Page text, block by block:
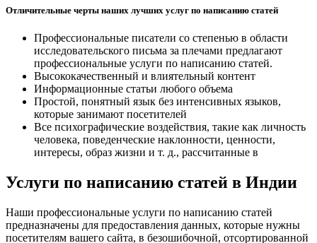
Отличительные черты наших лучших услуг по написанию статей
Профессиональные писатели со степенью в области
исследовательского письма за плечами предлагают
профессиональные услуги по написанию статей.
Высококачественный и влиятельный контент
Информационные статьи любого объема
Простой, понятный язык без интенсивных языков,
которые занимают посетителей
Все психографические воздействия, такие как личность
человека, поведенческие наклонности, ценности,
интересы, образ жизни и т. д., рассчитанные в
Услуги по написанию статей в Индии
Наши профессиональные услуги по написанию статей
предназначены для предоставления данных, которые нужны
посетителям вашего сайта, в безошибочной, отсортированной